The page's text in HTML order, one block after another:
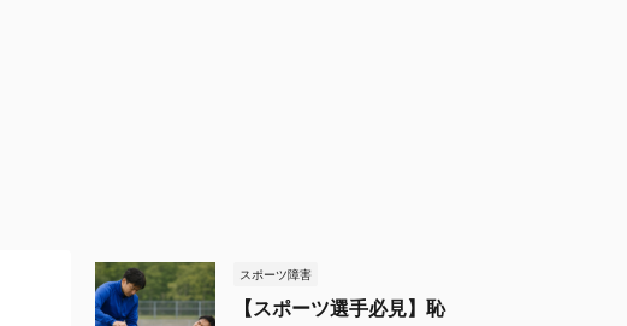
スポーツ障害
【スポーツ選手必見】恥